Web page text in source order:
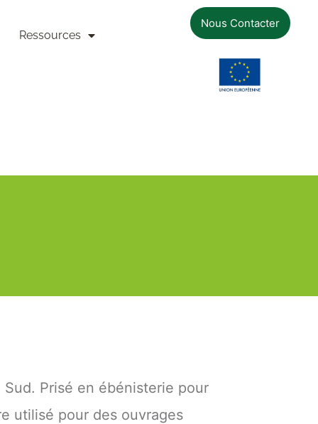
Ressources
Nous Contacter
Sud. Prisé en ébénisterie pour
utilisé pour des ouvrages